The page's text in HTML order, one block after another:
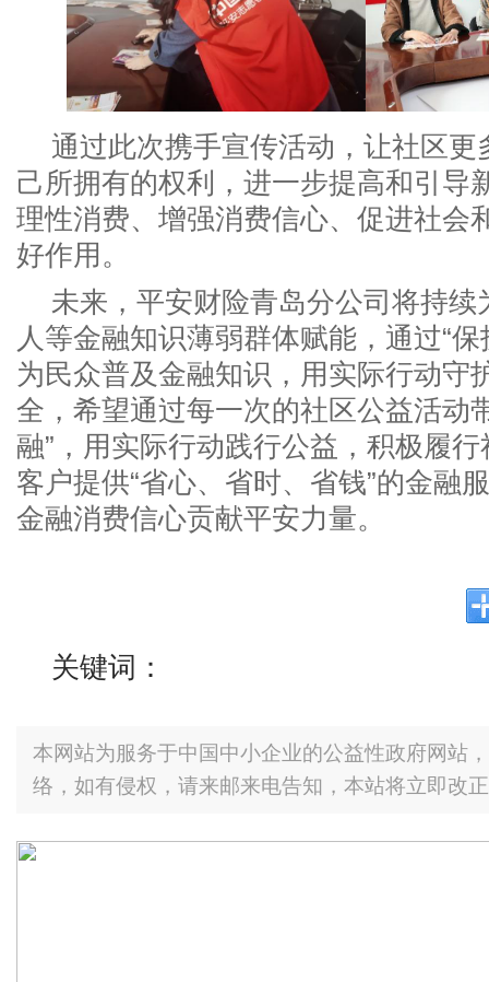
通过此次携手宣传活动，让社区更
己所拥有的权利，进一步提高和引导
理性消费、增强消费信心、促进社会
好作用。
未来，平安财险青岛分公司将持续
人等金融知识薄弱群体赋能，通过“
为民众普及金融知识，用实际行动守
全，希望通过每一次的社区公益活动
融”，用实际行动践行公益，积极履
客户提供“省心、省时、省钱”的金融
金融消费信心贡献平安力量。
关键词：
本网站为服务于中国中小企业的公益性政府网站
络，如有侵权，请来邮来电告知，本站将立即改